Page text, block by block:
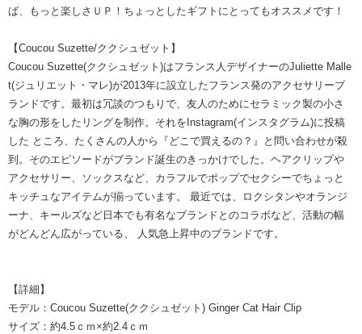
ば、もっと楽しさＵＰ！ちょっとしたギフトにとってもオススメです！
【Coucou Suzette/ククシュゼット】
Coucou Suzette(ククシュゼット)はフランス人デザイナーのJuliette Malle
t(ジュリエット・マレ)が2013年に設立したフランス発のアクセサリーブ
ランドです。最初は冗談のつもりで、友人のためにセラミック製の小さ
な胸の形をしたリングを制作。それをInstagram(インスタグラム)に投稿
した ところ、たくさんの人から『どこで買えるの？』と問い合わせが殺
到。そのエピソードがブランド誕生のきっかけでした。ヘアクリップや
アクセサリー、ソックスなど、カラフルでポップでセクシーでちょっと
キッチュなアイテムが揃っています。 最近では、ロクシタンやオランジ
ーナ、キールズなど日本でも有名なブランドとのコラボなど、活動の幅
がどんどん広がっている、 人気急上昇中のブランドです。
【詳細】
モデル：Coucou Suzette(ククシュゼット) Ginger Cat Hair Clip
サイズ：約4.5ｃｍ×約2.4ｃｍ